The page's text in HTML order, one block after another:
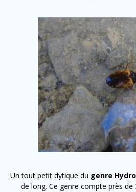
Un tout petit dytique du genre
de long. Ce genre compte près de